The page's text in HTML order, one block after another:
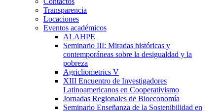
Transparencia
Locaciones
Eventos académicos
ALAHPE
Seminario III: Miradas históricas y
contemporáneas sobre la desigualdad y la
pobreza
Agricliometrics V
XIII Encuentro de Investigadores
Latinoamericanos en Cooperativismo
Jornadas Regionales de Bioeconomía
Seminario Enseñanza de la Sostenibilidad en